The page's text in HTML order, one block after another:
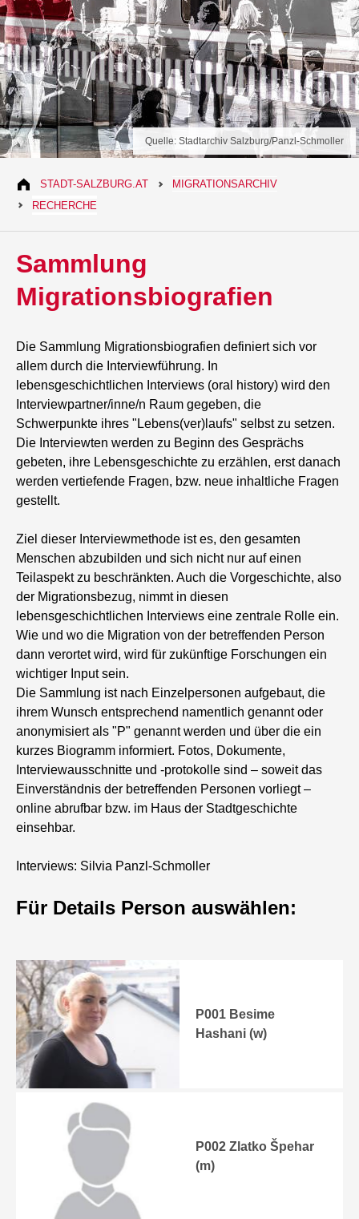
Quelle: Stadtarchiv Salzburg/Panzl-Schmoller
STADT-SALZBURG.AT
MIGRATIONSARCHIV
RECHERCHE
Sammlung
Migrationsbiografien
Die Sammlung Migrationsbiografien definiert sich vor
allem durch die Interviewführung. In
lebensgeschichtlichen Interviews (oral history) wird den
Interviewpartner/inne/n Raum gegeben, die
Schwerpunkte ihres "Lebens(ver)laufs" selbst zu setzen.
Die Interviewten werden zu Beginn des Gesprächs
gebeten, ihre Lebensgeschichte zu erzählen, erst danach
werden vertiefende Fragen, bzw. neue inhaltliche Fragen
gestellt.
Ziel dieser Interviewmethode ist es, den gesamten
Menschen abzubilden und sich nicht nur auf einen
Teilaspekt zu beschränkten. Auch die Vorgeschichte, also
der Migrationsbezug, nimmt in diesen
lebensgeschichtlichen Interviews eine zentrale Rolle ein.
Wie und wo die Migration von der betreffenden Person
dann verortet wird, wird für zukünftige Forschungen ein
wichtiger Input sein.
Die Sammlung ist nach Einzelpersonen aufgebaut, die
ihrem Wunsch entsprechend namentlich genannt oder
anonymisiert als "P" genannt werden und über die ein
kurzes Biogramm informiert. Fotos, Dokumente,
Interviewausschnitte und -protokolle sind – soweit das
Einverständnis der betreffenden Personen vorliegt –
online abrufbar bzw. im Haus der Stadtgeschichte
einsehbar.
Interviews: Silvia Panzl-Schmoller
Für Details Person auswählen:
P001 Besime
Hashani (w)
P002 Zlatko Špehar
(m)